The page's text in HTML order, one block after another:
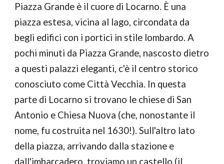
Piazza Grande è il cuore di Locarno. È una
piazza estesa, vicina al lago, circondata da
begli edifici con i portici in stile lombardo. A
pochi minuti da Piazza Grande, nascosto dietro
a questi palazzi eleganti, c'è il centro storico
conosciuto come Città Vecchia. In questa
parte di Locarno si trovano le chiese di San
Antonio e Chiesa Nuova (che, nonostante il
nome, fu costruita nel 1630!). Sull'altro lato
della piazza, arrivando dalla stazione e
dall'imbarcadero, troviamo un castello (il